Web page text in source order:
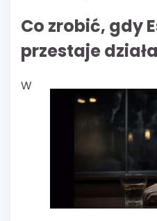
Co zrobić, gdy
przestaje
W